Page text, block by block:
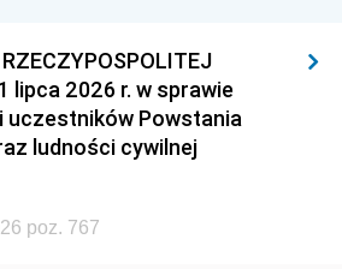
lipca 2026 r. w sprawie
uczestników Powstania
ludności cywilnej
poz. 767